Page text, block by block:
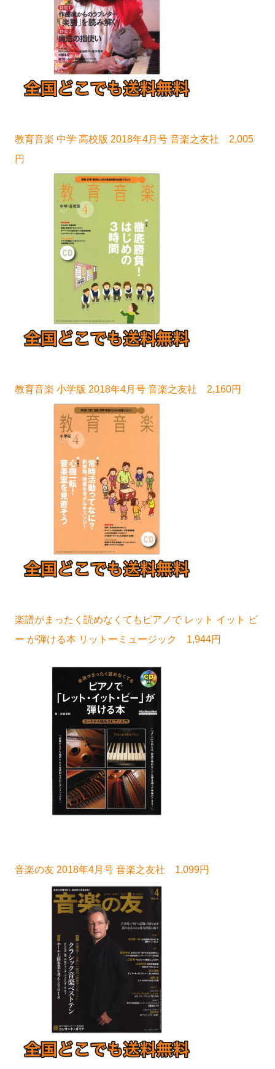
教育音楽 中学 高校版 2018年4月号 音楽之友社 2,005
円
教育音楽 小学版 2018年4月号 音楽之友社 2,160円
楽譜がまったく読めなくてもピアノで レット イット ビ
ー が弾ける本 リットーミュージック 1,944円
音楽の友 2018年4月号 音楽之友社 1,099円